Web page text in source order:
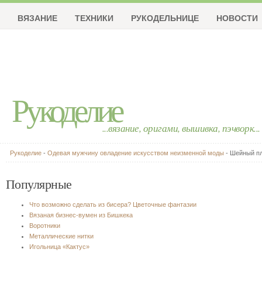
Рукоделие...вязание, оригами, вышивка, пэчворк...
ВЯЗАНИЕ ТЕХНИКИ РУКОДЕЛЬНИЦЕ НОВОСТИ
Рукоделие - Одевая мужчину овладение искусством неизменной моды - Шейный
Популярные
Что возможно сделать из бисера? Цветочные фантазии
Вязаная бизнес-вумен из Бишкека
Воротники
Металлические нитки
Игольница «Кактус»